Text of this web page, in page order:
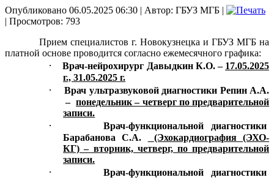
Опубликовано 06.05.2025 06:30 | Автор: ГБУЗ МГБ |
| Просмотров: 793
Прием специалистов г. Новокузнецка и ГБУЗ МГБ на
платной основе проводится согласно ежемесячного графика:
· Врач-нейрохирург Давыдкин К.О. – 17.05.2025
г., 31.05.2025 г.
·
Врач ультразвуковой диагностики Репин А.А.
– понедельник – четверг по предварительной
записи.
·
Врач-функциональной диагностики
Барабанова С.А.
(Эхокардиография (ЭХО-
КГ) – вторник, четверг, по предварительной
записи.
·
Врач-функциональной диагностики